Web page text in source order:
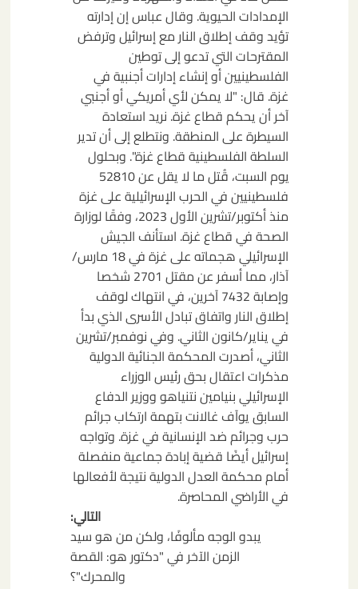
الإمدادات الحيوية. وقال عباس إن إدارته
تؤيد وقف إطلاق النار مع إسرائيل وترفض
المقترحات التي تدعو إلى توطين
الفلسطينيين أو إنشاء إدارات أجنبية في
غزة. قال: "لا يمكن لأي أمريكي أو أجنبي
آخر أن يحكم قطاع غزة. نريد استعادة
السيطرة على المنطقة. ونتطلع إلى أن تدير
السلطة الفلسطينية قطاع غزة". وبحلول
يوم السبت، قُتل ما لا يقل عن 52810
فلسطينيين في الحرب الإسرائيلية على غزة
منذ أكتوبر/تشرين الأول 2023، وفقًا لوزارة
الصحة في قطاع غزة. استأنف الجيش
الإسرائيلي هجماته على غزة في 18 مارس/
آذار، مما أسفر عن مقتل 2701 شخصا
وإصابة 7432 آخرين، في انتهاك لوقف
إطلاق النار واتفاق تبادل الأسرى الذي بدأ
في يناير/كانون الثاني. وفي نوفمبر/تشرين
الثاني، أصدرت المحكمة الجنائية الدولية
مذكرات اعتقال بحق رئيس الوزراء
الإسرائيلي بنيامين نتنياهو ووزير الدفاع
السابق يوآف غالانت بتهمة ارتكاب جرائم
حرب وجرائم ضد الإنسانية في غزة. وتواجه
إسرائيل أيضًا قضية إبادة جماعية منفصلة
أمام محكمة العدل الدولية نتيجة لأفعالها
في الأراضي المحاصرة.
التالي:
يبدو الوجه مألوفًا، ولكن من هو سيد
الزمن الآخر في "دكتور هو: القصة
والمحرك"؟